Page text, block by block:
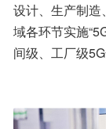
设计、生产制
域各环节实施
间级、工厂级5G